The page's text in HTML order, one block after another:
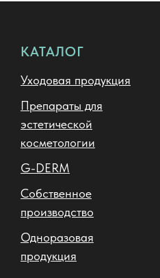
КАТАЛОГ
Уходовая продукция
Препараты для
эстетической
косметологии
G-DERM
Собственное
производство
Одноразовая
продукция